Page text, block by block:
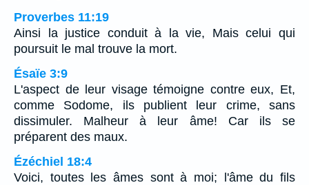
Proverbes 11:19
Ainsi la justice conduit à la vie, Mais celui qui
poursuit le mal trouve la mort.
Ésaïe 3:9
L'aspect de leur visage témoigne contre eux, Et,
comme Sodome, ils publient leur crime, sans
dissimuler. Malheur à leur âme! Car ils se
préparent des maux.
Ézéchiel 18:4
Voici, toutes les âmes sont à moi; l'âme du fils